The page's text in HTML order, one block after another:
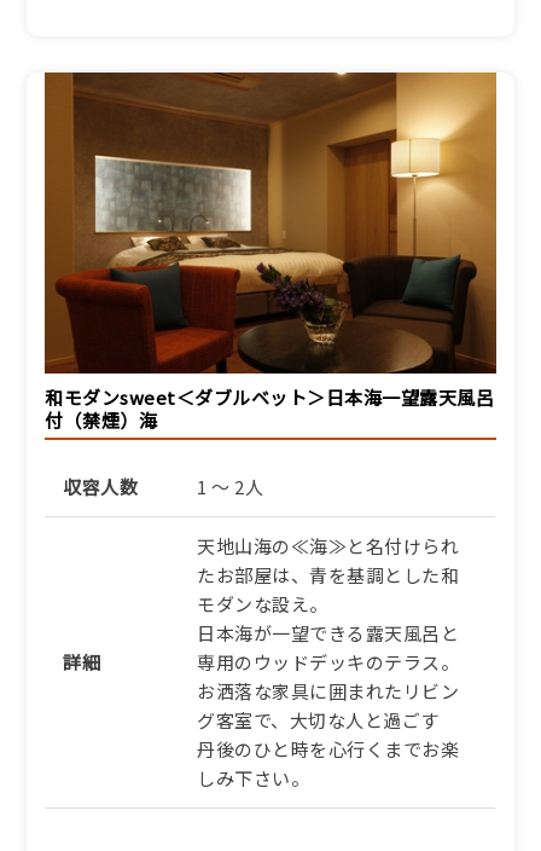
和モダンsweet＜ダブルベット＞日本海一望露天風呂
付（禁煙）海
収容人数 1 ～ 2人
詳細
天地山海の≪海≫と名付けられ
たお部屋は、青を基調とした和
モダンな設え。
日本海が一望できる露天風呂と
専用のウッドデッキのテラス。
お洒落な家具に囲まれたリビン
グ客室で、大切な人と過ごす
丹後のひと時を心行くまでお楽
しみ下さい。